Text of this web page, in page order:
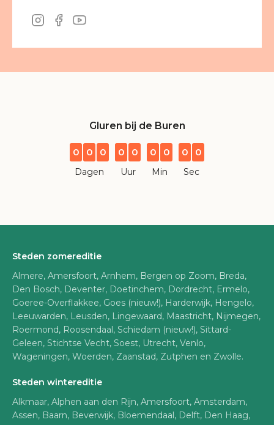
Gluren bij de Buren
0 0 0
Dagen
0 0
Uur
0 0
Min
0 0
Sec
Steden zomereditie
Almere, Amersfoort, Arnhem, Bergen op Zoom, Breda,
Den Bosch, Deventer, Doetinchem, Dordrecht, Ermelo,
Goeree-Overflakkee, Goes (nieuw!), Harderwijk, Hengelo,
Leeuwarden, Leusden, Lingewaard, Maastricht, Nijmegen,
Roermond, Roosendaal, Schiedam (nieuw!), Sittard-
Geleen, Stichtse Vecht, Soest, Utrecht, Venlo,
Wageningen, Woerden, Zaanstad, Zutphen en Zwolle.
Steden wintereditie
Alkmaar, Alphen aan den Rijn, Amersfoort, Amsterdam,
Assen, Baarn, Beverwijk, Bloemendaal, Delft, Den Haag,